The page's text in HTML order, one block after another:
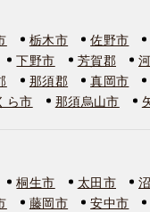
栃木市 佐野市
下野市 芳賀郡
那須郡 真岡市
ら市 那須烏山市
桐生市 太田市
藤岡市 安中市